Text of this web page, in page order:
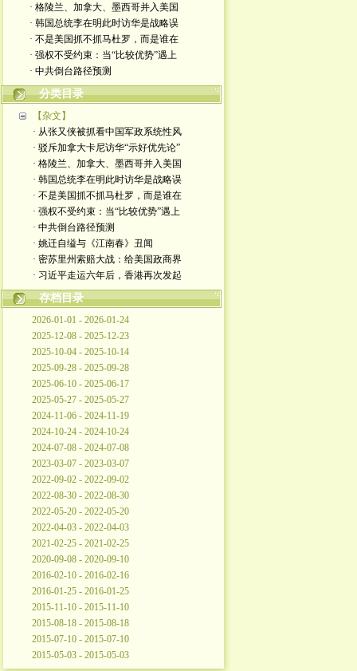
· 格陵兰、加拿大、墨西哥并入美国
· 韩国总统李在明此时访华是战略误
· 不是美国抓不抓马杜罗，而是谁在
· 强权不受约束：当“比较优势”遇上
· 中共倒台路径预测
分类目录
【杂文】
· 从张又侠被抓看中国军政系统性风
· 驳斥加拿大卡尼访华“示好优先论”
· 格陵兰、加拿大、墨西哥并入美国
· 韩国总统李在明此时访华是战略误
· 不是美国抓不抓马杜罗，而是谁在
· 强权不受约束：当“比较优势”遇上
· 中共倒台路径预测
· 姚迁自缢与《江南春》丑闻
· 密苏里州索赔大战：给美国政商界
· 习近平走运六年后，香港再次发起
存档目录
2026-01-01 - 2026-01-24
2025-12-08 - 2025-12-23
2025-10-04 - 2025-10-14
2025-09-28 - 2025-09-28
2025-06-10 - 2025-06-17
2025-05-27 - 2025-05-27
2024-11-06 - 2024-11-19
2024-10-24 - 2024-10-24
2024-07-08 - 2024-07-08
2023-03-07 - 2023-03-07
2022-09-02 - 2022-09-02
2022-08-30 - 2022-08-30
2022-05-20 - 2022-05-20
2022-04-03 - 2022-04-03
2021-02-25 - 2021-02-25
2020-09-08 - 2020-09-10
2016-02-10 - 2016-02-16
2016-01-25 - 2016-01-25
2015-11-10 - 2015-11-10
2015-08-18 - 2015-08-18
2015-07-10 - 2015-07-10
2015-05-03 - 2015-05-03